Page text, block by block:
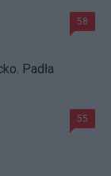
58
Padła
55